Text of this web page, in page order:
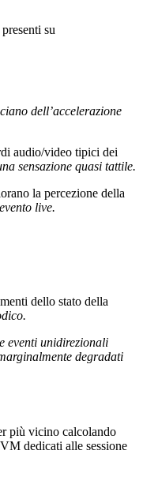
su
dell’accelerazione
audio/video tipici dei
sensazione quasi tattile.
la percezione della
live.
dello stato della
eventi uni­direzionali
degradati
più vicino calcolando
dedicati alle sessione